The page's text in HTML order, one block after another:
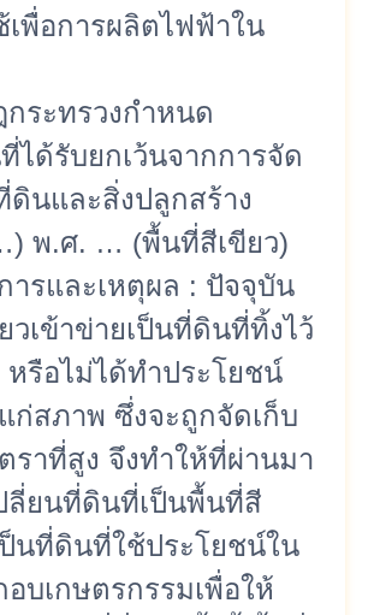
เพื่อการผลิตไฟฟ้าใน
กระทรวงกำหนด
ได้รับยกเว้นจากการจัด
ดินและสิ่งปลูกสร้าง
พ.ศ. … (พื้นที่สีเขียว)
ารและเหตุผล : ปัจจุบัน
วเข้าข่ายเป็นที่ดินที่ทิ้งไว้
หรือไม่ได้ทำประโยชน์
ก่สภาพ ซึ่งจะถูกจัดเก็บ
ราที่สูง จึงทำให้ที่ผ่านมา
ลี่ยนที่ดินที่เป็นพื้นที่สี
ป็นที่ดินที่ใช้ประโยชน์ใน
อบเกษตรกรรมเพื่อให้